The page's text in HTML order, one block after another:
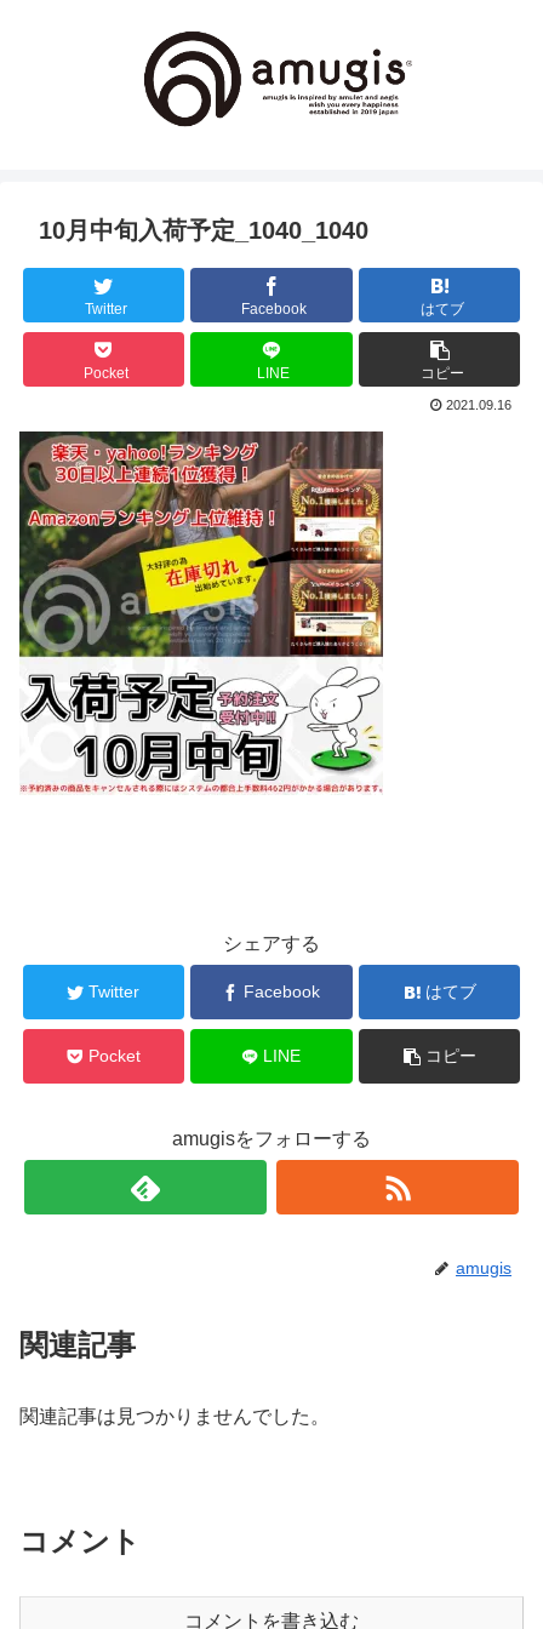
10月中旬入荷予定_1040_1040
Twitter Facebook はてブ
Pocket LINE コピー
2021.09.16
シェアする
Twitter Facebook はてブ
Pocket LINE コピー
amugisをフォローする
amugis
関連記事
関連記事は見つかりませんでした。
コメント
コメントを書き込む